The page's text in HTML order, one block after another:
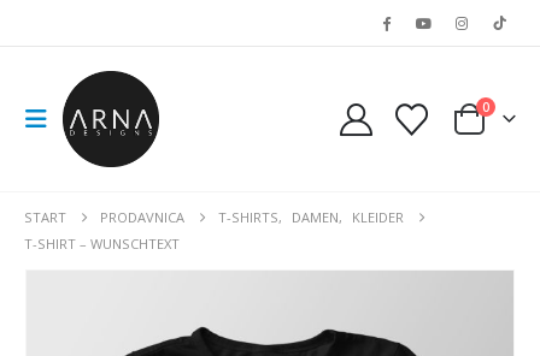
0
START PRODAVNICA T-SHIRTS, DAMEN,
KLEIDER
T-SHIRT – WUNSCHTEXT